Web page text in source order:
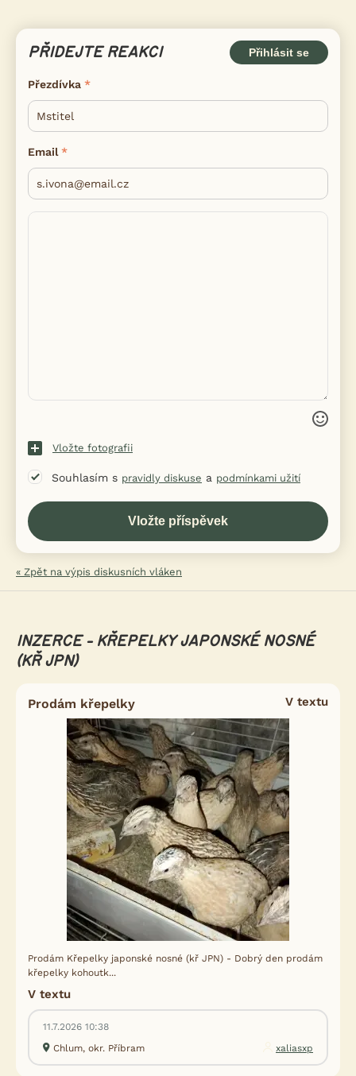
PŘIDEJTE REAKCI Přihlásit se
Přezdívka
Email
Vložte fotografii
Souhlasím s pravidly diskuse a podmínkami užití
« Zpět na výpis diskusních vláken
INZERCE - KŘEPELKY JAPONSKÉ NOSNÉ
(KŘ JPN)
Prodám křepelky V textu
Prodám Křepelky japonské nosné (kř JPN) - Dobrý den prodám
křepelky kohoutk...
V textu
11.7.2026 10:38
Chlum, okr. Příbram
xaliasxp